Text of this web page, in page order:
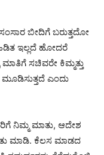
ಬೀದಿಗೆ ಬರುತ್ತದೋ
ಇಲ್ಲದೆ ಹೋದರೆ
ಸಚಿವರೇ ಕಿಮ್ಮತ್ತು
ಎಂದು
ನಿಮ್ಮ ಮಾತು, ಆದೇಶ
ಮಾಡಿ. ಕೆಲಸ ಮಾಡದ